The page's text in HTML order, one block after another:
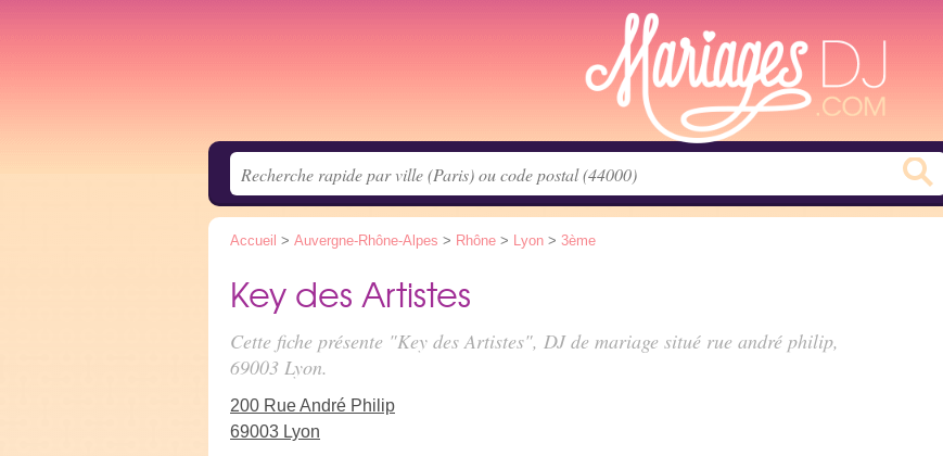
Accueil > Auvergne-Rhône-Alpes > Rhône > Lyon > 3ème
Key des Artistes
Cette fiche présente "Key des Artistes", DJ de mariage situé rue andré philip,
69003 Lyon.
200 Rue André Philip
69003 Lyon